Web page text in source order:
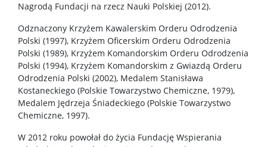
Doktoraty wdrożeniowe
Struktura
Nagrodą Fundacji na rzecz Nauki Polskiej (2012).
Odznaczony Krzyżem Kawalerskim Orderu Odrodzenia
Polski (1997), Krzyżem Oficerskim Orderu Odrodzenia
Polski (1989), Krzyżem Komandorskim Orderu Odrodzenia
Polski (1994), Krzyżem Komandorskim z Gwiazdą Orderu
Odrodzenia Polski (2002), Medalem Stanisława
Kostaneckiego (Polskie Towarzystwo Chemiczne, 1979),
Medalem Jędrzeja Śniadeckiego (Polskie Towarzystwo
Chemiczne, 1997).
W 2012 roku powołał do życia Fundację Wspierania